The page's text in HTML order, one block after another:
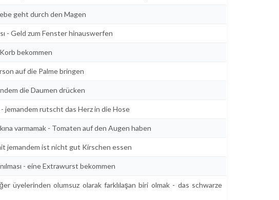
geht durch den Magen
- Geld zum Fenster hinauswerfen
bekommen
auf die Palme bringen
die Daumen drücken
jemandem rutscht das Herz in die Hose
varmamak - Tomaten auf den Augen haben
jemandem ist nicht gut Kirschen essen
- eine Extrawurst bekommen
üyelerinden olumsuz olarak farklılaşan biri olmak - das schwarze